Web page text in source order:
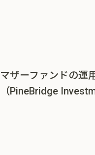
マザーファンドの運
（PineBridge